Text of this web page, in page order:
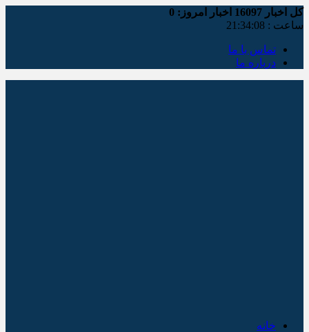
کل اخبار اخبار امروز: 0
ساعت : 21:34:08
تماس با ما
درباره ما
خانه